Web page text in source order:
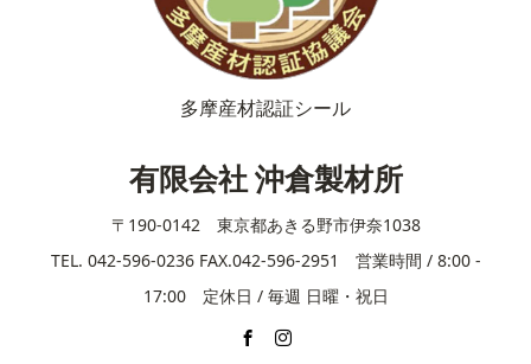
多摩産材認証シール
有限会社 沖倉製材所
〒190-0142 東京都あきる野市伊奈1038
TEL. 042-596-0236 FAX.042-596-2951 営業時間 / 8:00 -
17:00 定休日 / 毎週 日曜・祝日